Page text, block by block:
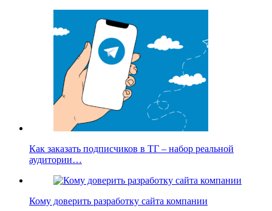
Как заказать подписчиков в ТГ – набор реальной
аудитории…
Кому доверить разработку сайта компании